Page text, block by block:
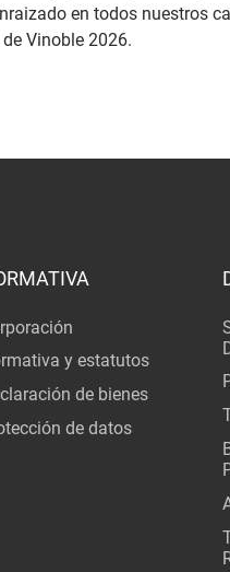
en todos nuestros
Vinoble 2026.
y estatutos
de bienes
de datos